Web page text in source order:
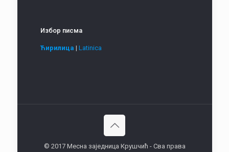
Избор писма
Ћирилица | Latinica
© 2017 Месна заједница Крушчић - Сва права